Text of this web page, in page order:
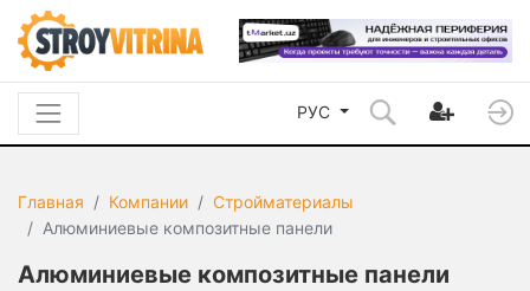
РУС
Главная Компании
Стройматериалы
Алюминиевые композитные панели
Алюминиевые композитные панели